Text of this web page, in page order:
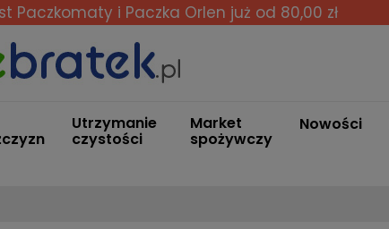
Paczkomaty i Paczka Orlen już od 80,00 zł
Utrzymanie
czystości
Market
spożywczy
Nowości